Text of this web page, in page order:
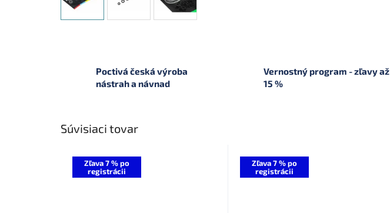
Poctivá česká výroba
nástrah a návnad
Vernostný program - zľavy až
15 %
Súvisiaci tovar
Zľava 7 % po
registrácii
Zľava 7 % po
registrácii